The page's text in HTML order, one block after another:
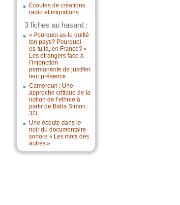
Écoutes de créations
radio et migrations
3 fiches au hasard :
« Pourquoi as-tu quitté
ton pays? Pourquoi
es-tu là, en France? »
Les étrangers face à
l’injonction
permanente de justifier
leur présence
Cameroun : Une
approche critique de la
notion de l’ethnie à
partir de Baba Simon
3/3
Une écoute dans le
noir du documentaire
sonore « Les mots des
autres »